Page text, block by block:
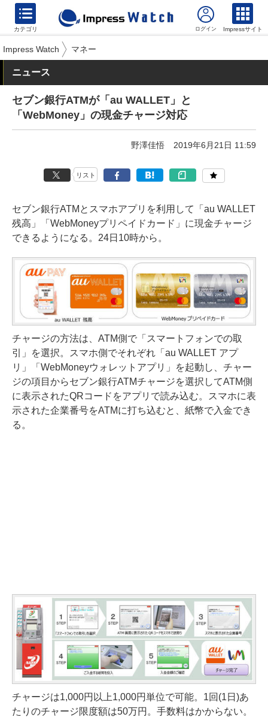
カテゴリ Impressサイト
Impress Watch マネー
ニュース
セブン銀行ATMが「au WALLET」と
「WebMoney」の現金チャージ対応
野澤佳悟 2019年6月21日 11:59
リスト
セブン銀行ATMとスマホアプリを利用して「au WALLET
残高」「WebMoneyプリペイドカード」に現金チャージ
できるようになる。24日10時から。
チャージの方法は、ATM側で「スマートフォンでの取
引」を選択。スマホ側でそれぞれ「au WALLET アプ
リ」「WebMoneyウォレットアプリ」を起動し、チャー
ジの項目からセブン銀行ATMチャージを選択してATM側
に表示されたQRコードをアプリで読み込む。スマホに表
示された企業番号をATMに打ち込むと、紙幣で入金でき
る。
チャージは1,000円以上1,000円単位で可能。1回(1日)あ
たりのチャージ限度額は50万円。手数料はかからない。